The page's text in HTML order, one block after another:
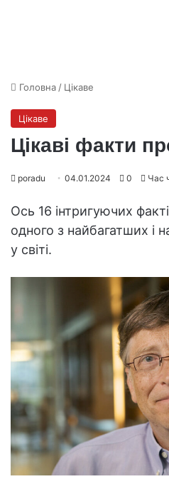
Головна / Цікаве
Цікаве
Цікаві факти
poradu 04.01.2024 0 Час
Ось 16 інтригуючих
одного з найбагатших і
у світі.